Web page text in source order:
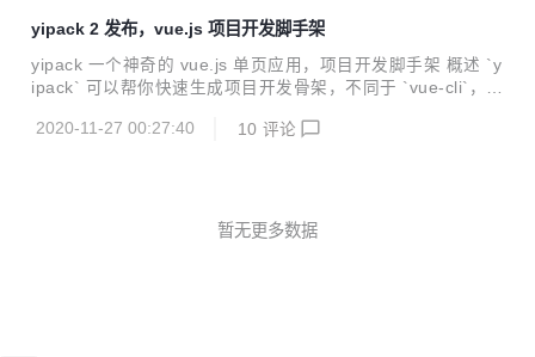
概述 `yipack` 可以帮你快速生成项目开发骨架，不同于 `vue-
cli`，`yipack` 不会给你太多选择。`yipack`...
yipack 2 发布，vue.js 项目开发脚手架
yipack 一个神奇的 vue.js 单页应用，项目开发脚手架 概述 `y
ipack` 可以帮你快速生成项目开发骨架，不同于 `vue-cli`，`y
置】的开发理念，所有的一切，都已经准备好了。你所需要做
数据对接逻辑的项目成品之间的项目开发 `脚手架`。旨在提供
2020-11-27 00:27:40 10 评论
暂无更多数据